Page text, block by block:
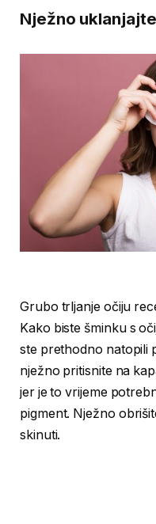
Nježno
Grubo trljanje očiju
Kako biste šminku s
ste prethodno natopili
nježno pritisnite na
jer je to vrijeme
pigment. Nježno
skinuti.